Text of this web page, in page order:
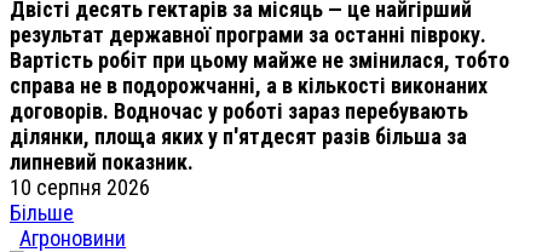
Двісті десять гектарів за місяць — це найгірший
результат державної програми за останні півроку.
Вартість робіт при цьому майже не змінилася, тобто
справа не в подорожчанні, а в кількості виконаних
договорів. Водночас у роботі зараз перебувають
ділянки, площа яких у п'ятдесят разів більша за
липневий показник.
10 серпня 2026
Більше
Агроновини